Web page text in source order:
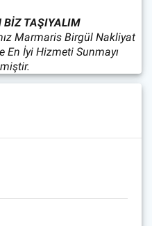
BİZ TAŞIYALIM
Marmaris Birgül Nakliyat
En İyi Hizmeti Sunmayı